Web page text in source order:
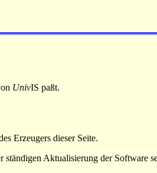
UnivIS paßt.
Erzeugers dieser Seite.
ständigen Aktualisierung der Software